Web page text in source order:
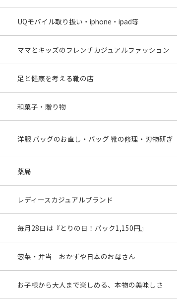
UQモバイル取り扱い・iphone・ipad等
ママとキッズのフレンチカジュアルファッション
足と健康を考える靴の店
和菓子・贈り物
洋服 バッグのお直し・バッグ 靴の修理・刃物研ぎ
薬局
レディースカジュアルブランド
毎月28日は『とりの日！パック1,150円』
惣菜・弁当 おかずや日本のお母さん
お子様から大人まで楽しめる、本物の美味しさ